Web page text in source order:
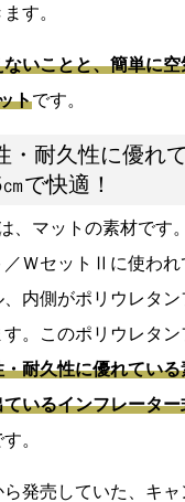
す。
いことと、簡単に
トです。
・耐久性に優れ
で快適！
、マットの素材です
／ＷセットⅡに使われ
内側がポリウレタ
。このポリウレタ
耐久性に優れてい
いるインフレータ
。
ら発売していた、キ